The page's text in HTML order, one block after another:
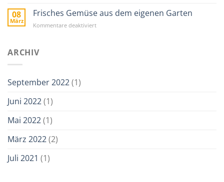
Schnecken
in
neue
08
März
Frisches Gemüse aus dem eigenen Garten
Kommentare deaktiviertfür
ARCHIV
September 2022(1)
Juni 2022(1)
Mai 2022(1)
März 2022(2)
Juli 2021 (1)